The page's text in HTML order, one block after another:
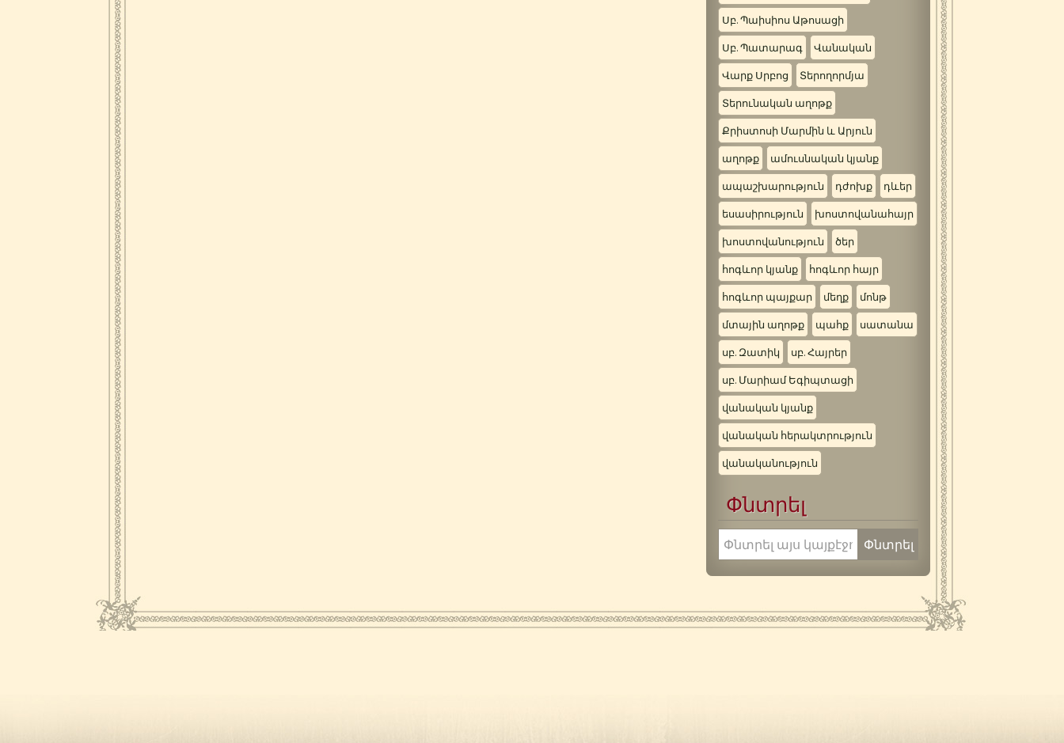
Սբ. Պաիսիոս Աթոսացի
Սբ. Պատարագ Վանական
Վարք Սրբոց Տերողորմյա
Տերունական աղոթք
Քրիստոսի Մարմին և Արյուն
աղոթք ամուսնական կյանք
ապաշխարություն դժոխք դևեր
եսասիրություն խոստովանահայր
խոստովանություն ծեր
հոգևոր կյանք հոգևոր հայր
հոգևոր պայքար մեղք մոնթ
մտային աղոթք պահք սատանա
սբ. Զատիկ սբ. Հայրեր
սբ. Մարիամ Եգիպտացի
վանական կյանք
վանական հերակտրություն
վանականություն
Փնտրել